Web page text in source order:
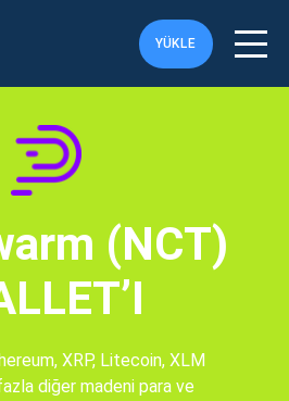
YÜKLE
(NCT)
XRP, Litecoin, XLM
diğer madeni para ve